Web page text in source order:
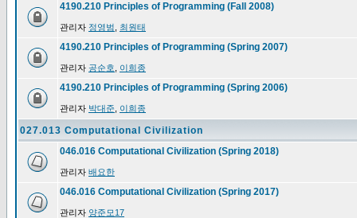
4190.210 Principles of Programming (Fall 2008)
관리자 정영범 최원태
4190.210 Principles of Programming (Spring 2007)
관리자 공순호 이희종
4190.210 Principles of Programming (Spring 2006)
관리자 박대준 이희종
027.013 Computational Civilization
046.016 Computational Civilization (Spring 2018)
관리자 배요한
046.016 Computational Civilization (Spring 2017)
관리자 양준모17